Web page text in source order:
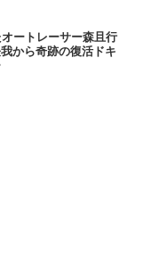
ートレーサー森且行
から奇跡の復活ドキ